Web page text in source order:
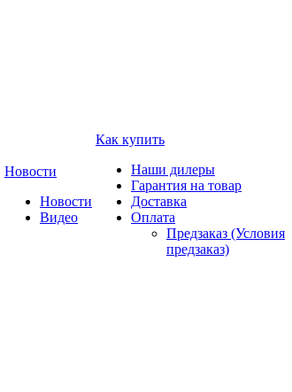
Новости
Новости
Видео
Как купить
Наши дилеры
Гарантия на товар
Доставка
Оплата
Предзаказ (Условия
предзаказ)